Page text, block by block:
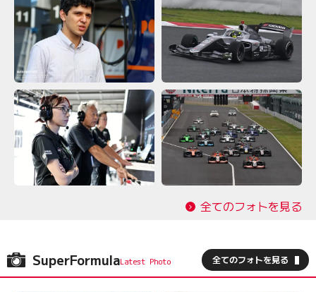
全てのフォトを見る
SuperFormula 全てのフォトを見る